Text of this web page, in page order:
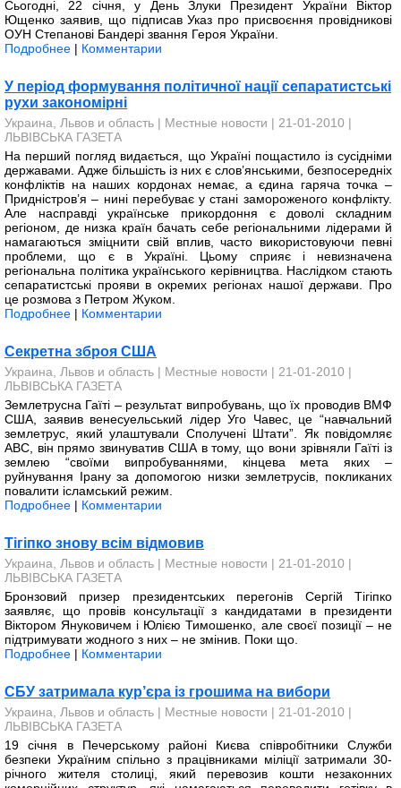
Сьогодні, 22 січня, у День Злуки Президент України Віктор
Ющенко заявив, що підписав Указ про присвоєння провідникові
ОУН Степанові Бандері звання Героя України.
Подробнее | Комментарии
У період формування політичної нації сепаратистські
рухи закономірні
Украина, Львов и область | Местные новости | 21-01-2010 |
ЛЬВІВСЬКА ГАЗЕТА
На перший погляд видається, що Україні пощастило із сусідніми
державами. Адже більшість із них є слов’янськими, безпосередніх
конфліктів на наших кордонах немає, а єдина гаряча точка –
Придністров’я – нині перебуває у стані замороженого конфлікту.
Але насправді україн­ське прикордоння є доволі складним
регіоном, де низка країн бачать себе регіональними лідерами й
намагаються зміцнити свій вплив, часто використовуючи певні
проблеми, що є в Україні. Цьому сприяє і невизначена
регіональна політика українського керівництва. Наслідком стають
сепаратистські прояви в окремих регіонах нашої держави. Про
це розмова з Петром Жуком.
Подробнее | Комментарии
Секретна зброя США
Украина, Львов и область | Местные новости | 21-01-2010 |
ЛЬВІВСЬКА ГАЗЕТА
Землетрусна Гаїті – результат випробувань, що їх проводив ВМФ
США, заявив венесуельський лідер Уго Чавес, це “навчальний
землетрус, який улаштували Сполучені Штати”. Як повідомляє
ABC, він прямо звинуватив США в тому, що вони зрівняли Гаїті із
землею “своїми випробуваннями, кінцева мета яких –
руйнування Ірану за допомогою низки землетрусів, покликаних
повалити ісламський режим.
Подробнее | Комментарии
Тігіпко знову всім відмовив
Украина, Львов и область | Местные новости | 21-01-2010 |
ЛЬВІВСЬКА ГАЗЕТА
Бронзовий призер президент­ських перегонів Сергій Тігіпко
заявляє, що провів консультації з кандидатами в президенти
Віктором Януковичем і Юлією Тимошенко, але своєї позиції – не
підтримувати жодного з них – не змінив. Поки що.
Подробнее | Комментарии
СБУ затримала кур’єра із грошима на вибори
Украина, Львов и область | Местные новости | 21-01-2010 |
ЛЬВІВСЬКА ГАЗЕТА
19 січня в Печер­ському районі Києва співробітники Служби
безпеки Україним спільно з працівниками мілі­ції затримали 30-
річного жителя столиці, який перевозив кошти незаконних